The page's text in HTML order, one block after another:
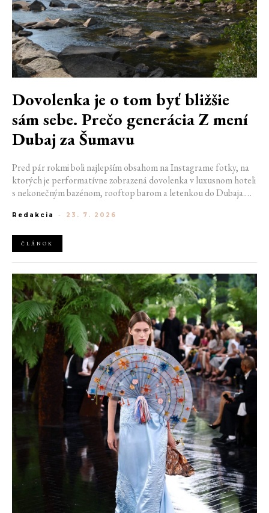
Dovolenka je o tom byť bližšie
sám sebe. Prečo generácia Z mení
Dubaj za Šumavu
Pred pár rokmi boli najlepším obsahom na Instagrame fotky, na
ktorých je performatívne zobrazená dovolenka v luxusnom hoteli
s nekonečným bazénom, rooftop barom a letenkou do Dubaja.
Jizerských horách. Ranné kúpanie v lome. Výlet vlakom na
kamarátmi pri ohni.
Redakcia - 23. 7. 2026
ČLÁNOK